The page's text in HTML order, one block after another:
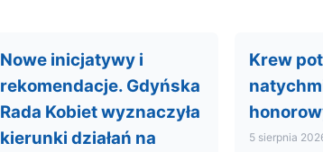
Nowe inicjatywy i
rekomendacje. Gdyńska
Rada Kobiet wyznaczyła
kierunki działań na
Krew
5 sierpnia